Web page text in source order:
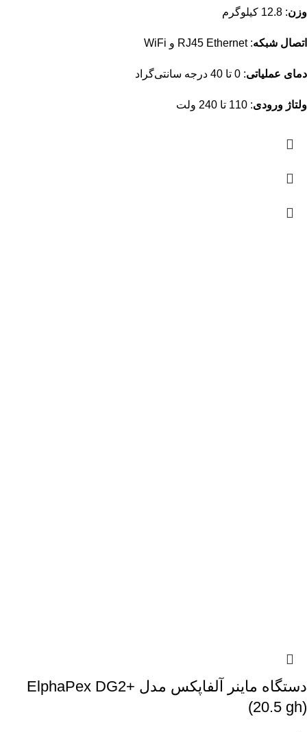
وزن: 12.8 کیلوگرم
اتصال شبکه:RJ45 Ethernet و WiFi
دمای عملیاتی: 0 تا 40 درجه سانتی‌گراد
ولتاژ ورودی: 110 تا 240 ولت
دستگاه ماینر آلفاپکس مدل ElphaPex DG2+
(20.5 gh)